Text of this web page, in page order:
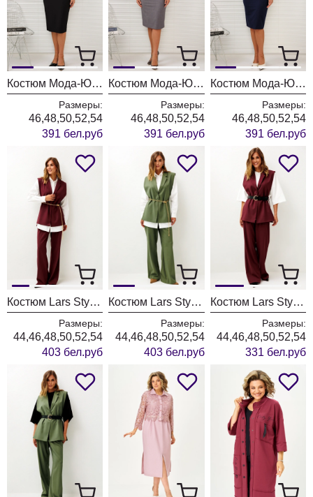
Костюм Мода-Юрс 26-2766 черный + цветы
Размеры:
46,48,50,52,54
391 бел.руб
Костюм Мода-Юрс 26-2538 серый + цветы
Размеры:
46,48,50,52,54
391 бел.руб
Костюм Мода-Юрс 26-2538 синий + крупный горох
Размеры:
46,48,50,52,54
391 бел.руб
Костюм Lars Style 1246 оттенки бордо+молочного
Размеры:
44,46,48,50,52,54
403 бел.руб
Костюм Lars Style 1246/1 оттенки хвои+молочного
Размеры:
44,46,48,50,52,54
403 бел.руб
Костюм Lars Style 1247 оттенки бордо
Размеры:
44,46,48,50,52,54
331 бел.руб